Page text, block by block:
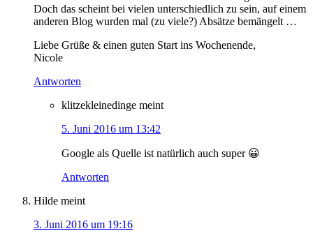
Doch das scheint bei vielen unterschiedlich zu sein, auf einem
anderen Blog wurden mal (zu viele?) Absätze bemängelt …
Liebe Grüße & einen guten Start ins Wochenende,
Nicole
Antworten
klitzekleinedinge meint
5. Juni 2016 um 13:42
Google als Quelle ist natürlich auch super 😀
Antworten
Hilde meint
3. Juni 2016 um 19:16